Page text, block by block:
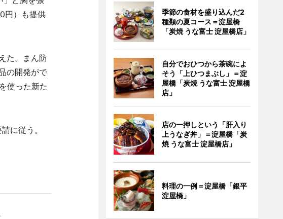
円）も提供
た。まん防
の開発がで
使った新た
に従う。
季節の食材を盛り込んだ2
種類の夏コース＝淀屋橋
「炭焼 うな富士 淀屋橋店」
自分でおひつから茶碗によ
そう「上ひつまぶし」＝淀
屋橋「炭焼 うな富士 淀屋橋
店」
店の一押しという「肝入り
上うなぎ丼」＝淀屋橋「炭
焼 うな富士 淀屋橋店」
料理の一例＝淀屋橋「銀平
淀屋橋」